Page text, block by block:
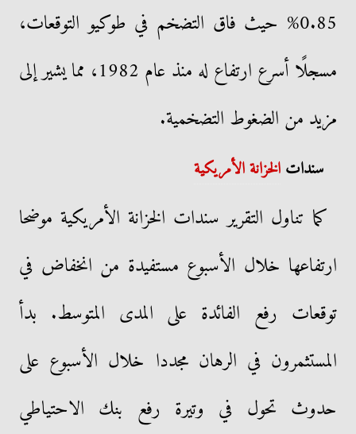
0.85% حيث فاق التضخم في طوكيو التوقعات،
مسجلًا أسرع ارتفاع له منذ عام 1982، مما يشير إلى
مزيد من الضغوط التضخمية.
سنداتالخزانة الأمريكية
كما تناول التقرير سندات الخزانة الأمريكية موضحا
ارتفاعها خلال الأسبوع مستفيدة من انخفاض في
توقعات رفع الفائدة على المدى المتوسط. بدأ
المستثمرون في الرهان مجددا خلال الأسبوع على
حدوث تحول في وتيرة رفع بنك الاحتياطي